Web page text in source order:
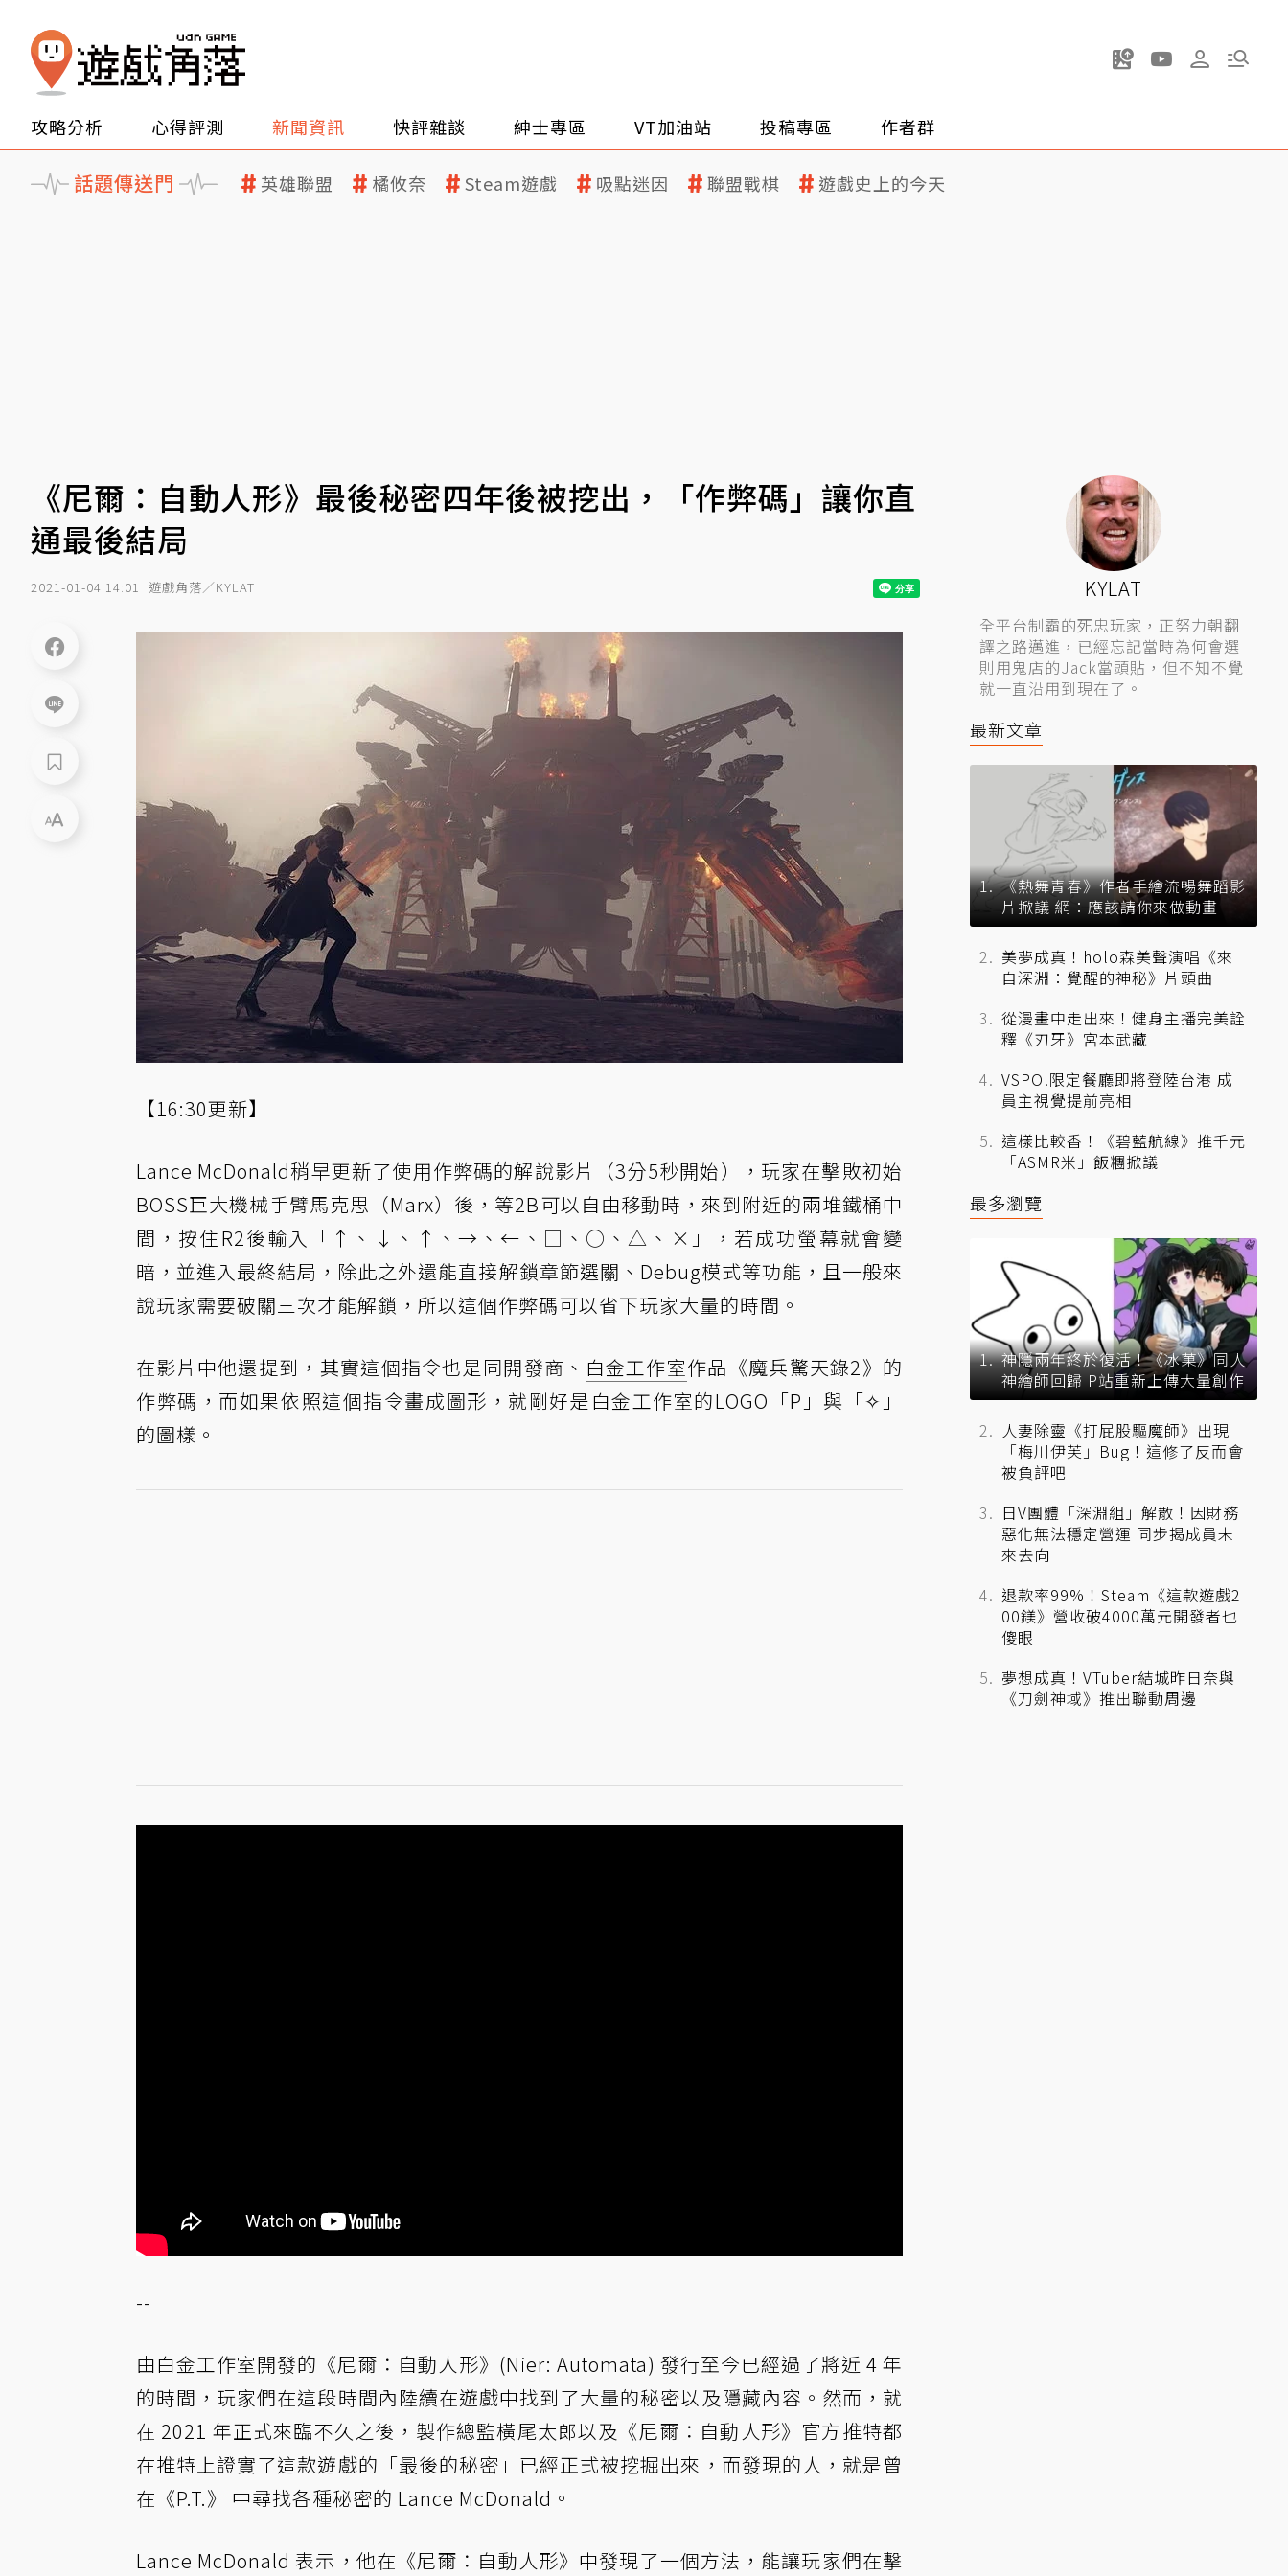
攻略分析 心得評測 新聞資訊 快評雜談 紳士專區 VT加油站 投稿專區 作者群
話題傳送門 英雄聯盟 橘攸奈 Steam遊戲 吸點迷因 聯盟戰棋 遊戲史上的今天
《尼爾：自動人形》最後秘密四年後被挖出，「作弊碼」讓你直
通最後結局
2021-01-04 14:01 遊戲角落／KYLAT
【16:30更新】
Lance McDonald稍早更新了使用作弊碼的解說影片（3分5秒開始），玩家在擊敗初始
BOSS巨大機械手臂馬克思（Marx）後，等2B可以自由移動時，來到附近的兩堆鐵桶中
間，按住R2後輸入「↑、↓、↑、→、←、□、○、△、×」，若成功螢幕就會變
暗，並進入最終結局，除此之外還能直接解鎖章節選關、Debug模式等功能，且一般來
說玩家需要破關三次才能解鎖，所以這個作弊碼可以省下玩家大量的時間。
在影片中他還提到，其實這個指令也是同開發商、 白金工作室作品《魔兵驚天錄2》的
作弊碼，而如果依照這個指令畫成圖形，就剛好是白金工作室的LOGO「P」與「✧」
的圖樣。
--
由白金工作室開發的《尼爾：自動人形》(Nier: Automata) 發行至今已經過了將近 4 年
的時間，玩家們在這段時間內陸續在遊戲中找到了大量的秘密以及隱藏內容。然而，就
在 2021 年正式來臨不久之後，製作總監橫尾太郎以及《尼爾：自動人形》官方推特都
在推特上證實了這款遊戲的「最後的秘密」已經正式被挖掘出來，而發現的人，就是曾
在《P.T.》 中尋找各種秘密的 Lance McDonald。
Lance McDonald 表示，他在《尼爾：自動人形》中發現了一個方法，能讓玩家們在擊
KYLAT
全平台制霸的死忠玩家，正努力朝翻
譯之路邁進，已經忘記當時為何會選
則用鬼店的Jack當頭貼，但不知不覺
就一直沿用到現在了。
最新文章
《熱舞青春》作者手繪流暢舞蹈影
片掀議 網：應該請你來做動畫
美夢成真！holo森美聲演唱《來
自深淵：覺醒的神秘》片頭曲
從漫畫中走出來！健身主播完美詮
釋《刃牙》宮本武藏
VSPO!限定餐廳即將登陸台港 成
員主視覺提前亮相
這樣比較香！《碧藍航線》推千元
「ASMR米」飯糰掀議
最多瀏覽
神隱兩年終於復活！《冰菓》同人
神繪師回歸 P站重新上傳大量創作
人妻除靈《打屁股驅魔師》出現
「梅川伊芙」Bug！這修了反而會
被負評吧
日V團體「深淵組」解散！因財務
惡化無法穩定營運 同步揭成員未
來去向
退款率99%！Steam《這款遊戲2
00鎂》營收破4000萬元開發者也
傻眼
夢想成真！VTuber結城昨日奈與
《刀劍神域》推出聯動周邊